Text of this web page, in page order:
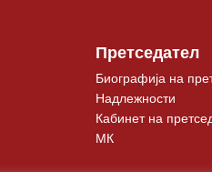
Претседател
Биографија на
Надлежности
Кабинет на
МК